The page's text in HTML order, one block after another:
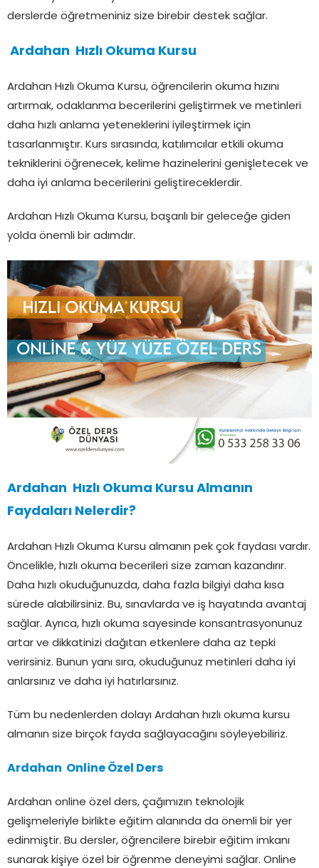
derslerde öğretmeniniz size birebir destek sağlar.
Ardahan Hızlı Okuma Kursu
Ardahan Hızlı Okuma Kursu, öğrencilerin okuma hızını
artırmak, odaklanma becerilerini geliştirmek ve metinleri
daha hızlı anlama yeteneklerini iyileştirmek için
tasarlanmıştır. Kurs sırasında, katılımcılar etkili okuma
tekniklerini öğrenecek, kelime hazinelerini genişletecek ve
daha iyi anlama becerilerini geliştireceklerdir.
Ardahan Hızlı Okuma Kursu, başarılı bir geleceğe giden
yolda önemli bir adımdır.
Ardahan Hızlı Okuma Kursu Almanın
Faydaları Nelerdir?
Ardahan Hızlı Okuma Kursu almanın pek çok faydası vardır.
Öncelikle, hızlı okuma becerileri size zaman kazandırır.
Daha hızlı okuduğunuzda, daha fazla bilgiyi daha kısa
sürede alabilirsiniz. Bu, sınavlarda ve iş hayatında avantaj
sağlar. Ayrıca, hızlı okuma sayesinde konsantrasyonunuz
artar ve dikkatinizi dağıtan etkenlere daha az tepki
verirsiniz. Bunun yanı sıra, okuduğunuz metinleri daha iyi
anlarsınız ve daha iyi hatırlarsınız.
Tüm bu nedenlerden dolayı Ardahan hızlı okuma kursu
almanın size birçok fayda sağlayacağını söyleyebiliriz.
Ardahan Online Özel Ders
Ardahan online özel ders, çağımızın teknolojik
gelişmeleriyle birlikte eğitim alanında da önemli bir yer
edinmiştir. Bu dersler, öğrencilere birebir eğitim imkanı
sunarak kişiye özel bir öğrenme deneyimi sağlar. Online